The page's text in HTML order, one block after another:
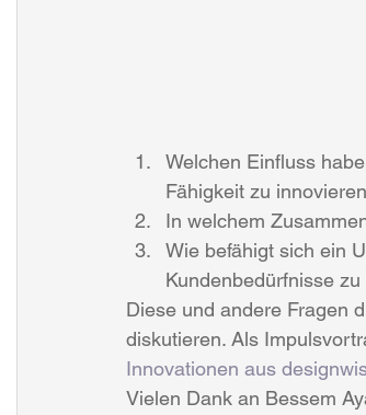
Welchen Einfluss
Fähigkeit zu
In welchem
Wie befähigt sich ein
Kundenbedürfnisse
Diese und andere Fragen
diskutieren. Als
Innovationen aus
Vielen Dank an Bessem